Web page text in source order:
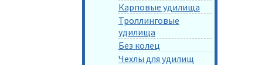
Карповые удилища
Троллинговые
удилища
Без колец
Чехлы для удилищ